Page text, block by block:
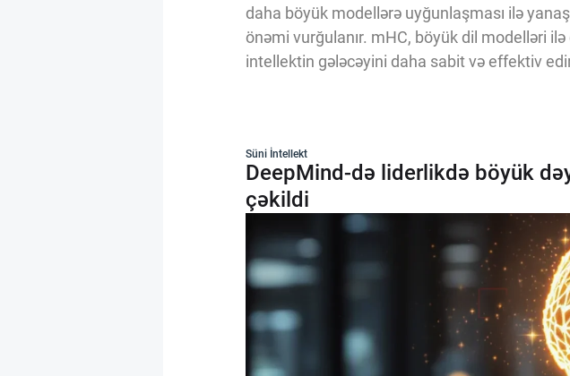
daha böyük modellərə uyğunlaşması ilə
önəmi vurğulanır. mHC, böyük dil modelləri
intellektin gələcəyini daha sabit və effektiv
Süni İntellekt
DeepMind-də liderlikdə böyük
çəkildi